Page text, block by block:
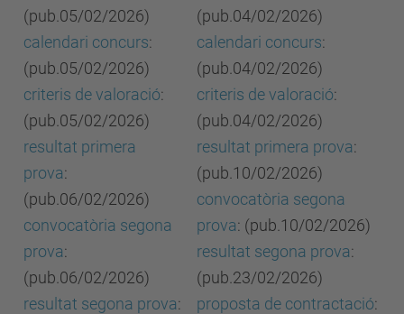
(pub.05/02/2026)
calendari concurs:
(pub.05/02/2026)
criteris de valoració:
(pub.05/02/2026)
resultat primera
prova:
(pub.06/02/2026)
convocatòria segona
prova:
(pub.06/02/2026)
resultat segona prova:
(pub.04/02/2026)
calendari concurs:
(pub.04/02/2026)
criteris de valoració:
(pub.04/02/2026)
resultat primera prova:
(pub.10/02/2026)
convocatòria segona
prova: (pub.10/02/2026)
resultat segona prova:
(pub.23/02/2026)
proposta de contractació: